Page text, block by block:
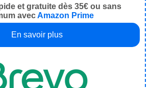
et gratuite dès 35€ ou sans
avecAmazon Prime
En savoir plus